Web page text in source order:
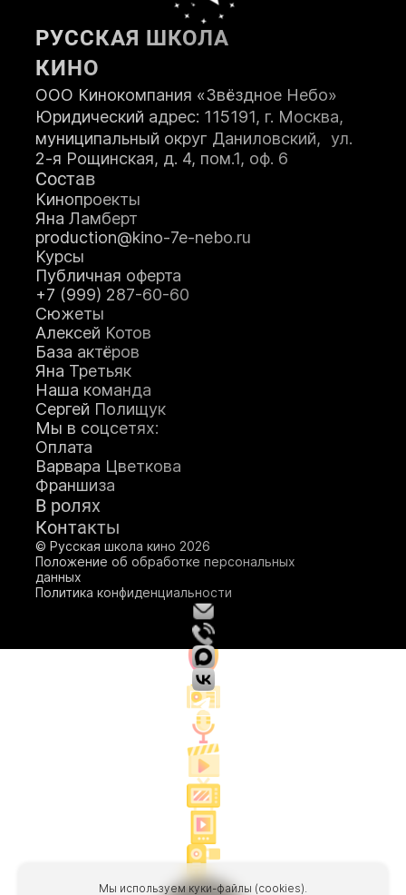
Мы используем куки-файлы (cookies).
Актёрское
мастерство
Оператор+монт
аж
Режиссура
Художник по
гриму
Теле-
радиоведущий
Ораторское
искусство
Кинопроект+съё
мка
Сценарное дело
Видеоблогер
Журналистика
Подробнее
Подробне
е
Подробнее
Подробнее
Подробнее
Подробне
е
Подробне
е
Подробнее
Подробнее
Подробнее
РУССКАЯ ШКОЛА
КИНО
ООО Кинокомпания «Звёздное Небо»
Юридический адрес: 115191, г. Москва,
муниципальный округ Даниловский, ул.
2-я Рощинская, д. 4, пом.1, оф. 6
Состав
Кинопроекты
Яна Ламберт
production@kino-7e-nebo.ru
Курсы
Публичная оферта
+7 (999) 287-60-60
Сюжеты
Алексей Котов
База актёров
Яна Третьяк
Наша команда
Сергей Полищук
Мы в соцсетях:
Оплата
Варвара Цветкова
Франшиза
В ролях
Контакты
© Русская школа кино 2026
Положение об обработке персональных
данных
Политика конфиденциальности